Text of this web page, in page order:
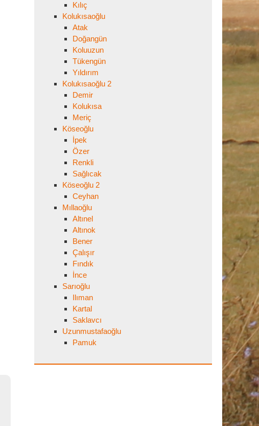
Kılıç
Kolukısaoğlu
Atak
Doğangün
Koluuzun
Tükengün
Yıldırım
Kolukısaoğlu 2
Demir
Kolukısa
Meriç
Köseoğlu
İpek
Özer
Renkli
Sağlıcak
Köseoğlu 2
Ceyhan
Mıllaoğlu
Altınel
Altınok
Bener
Çalışır
Fındık
İnce
Sarıoğlu
Ilıman
Kartal
Saklavcı
Uzunmustafaoğlu
Pamuk